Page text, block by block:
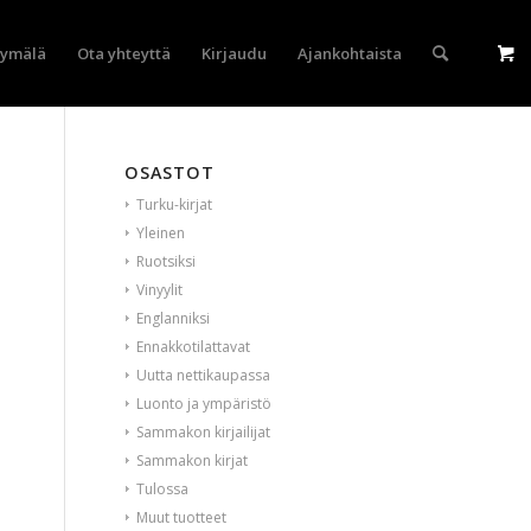
Ota yhteyttä Kirjaudu Ajankohtaista
OSASTOT
Turku-kirjat
Yleinen
Ruotsiksi
Vinyylit
Englanniksi
Ennakkotilattavat
Uutta nettikaupassa
Luonto ja ympäristö
Sammakon kirjailijat
Sammakon kirjat
Tulossa
Muut tuotteet